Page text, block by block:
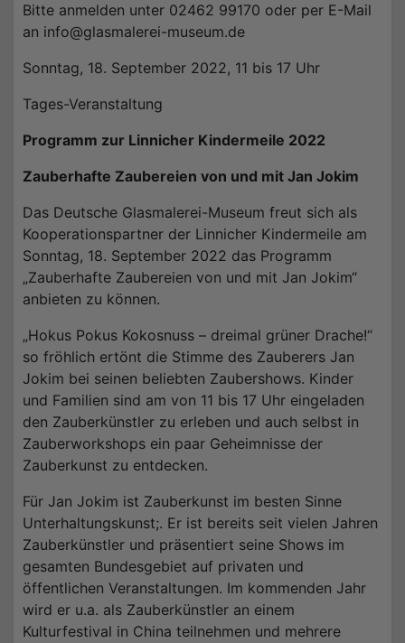
Bitte anmelden unter 02462 99170 oder per E-Mail
an info@glasmalerei-museum.de
Sonntag, 18. September 2022, 11 bis 17 Uhr
Tages-Veranstaltung
Programm zur Linnicher Kindermeile 2022
Zauberhafte Zaubereien von und mit Jan Jokim
Das Deutsche Glasmalerei-Museum freut sich als
Kooperationspartner der Linnicher Kindermeile am
Sonntag, 18. September 2022 das Programm
„Zauberhafte Zaubereien von und mit Jan Jokim“
anbieten zu können.
„Hokus Pokus Kokosnuss – dreimal grüner Drache!“
so fröhlich ertönt die Stimme des Zauberers Jan
Jokim bei seinen beliebten Zaubershows. Kinder
und Familien sind am von 11 bis 17 Uhr eingeladen
den Zauberkünstler zu erleben und auch selbst in
Zauberworkshops ein paar Geheimnisse der
Zauberkunst zu entdecken.
Für Jan Jokim ist Zauberkunst im besten Sinne
Unterhaltungskunst;. Er ist bereits seit vielen Jahren
Zauberkünstler und präsentiert seine Shows im
gesamten Bundesgebiet auf privaten und
öffentlichen Veranstaltungen. Im kommenden Jahr
wird er u.a. als Zauberkünstler an einem
Kulturfestival in China teilnehmen und mehrere